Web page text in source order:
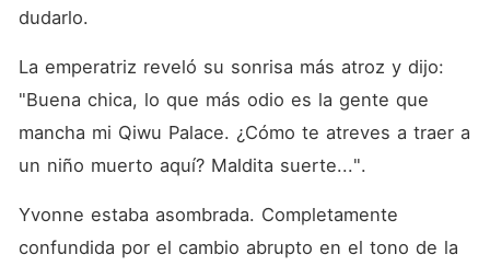
dudarlo.
La emperatriz reveló su sonrisa más atroz y dijo:
"Buena chica, lo que más odio es la gente que
mancha mi Qiwu Palace. ¿Cómo te atreves a traer a
un niño muerto aquí? Maldita suerte...".
Yvonne estaba asombrada. Completamente
confundida por el cambio abrupto en el tono de la